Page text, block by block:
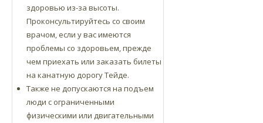
здоровью из-за высоты.
Проконсультируйтесь со своим
врачом, если у вас имеются
проблемы со здоровьем, прежде
чем приехать или заказать билеты
на канатную дорогу Тейде.
Также не допускаются на подъем
люди с ограниченными
физическими или двигательными